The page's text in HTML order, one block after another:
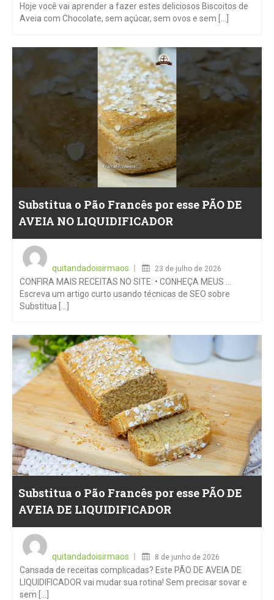
Hoje você vai aprender a fazer estes deliciosos Biscoitos de
Aveia com Chocolate, sem açúcar, sem ovos e sem [...]
Substitua o Pão Francês por esse PÃO DE
AVEIA NO LIQUIDIFICADOR
quitandadoisirmaos
23 de julho de 2026
CONFIRA MAIS RECEITAS NO SITE: • CONHEÇA MEUS …
Escreva um artigo curto usando técnicas de SEO sobre
Substitua [...]
Substitua o Pão Francês por esse PÃO DE
AVEIA DE LIQUIDIFICADOR
quitandadoisirmaos
8 de junho de 2026
Cansada de receitas complicadas? Este PÃO DE AVEIA DE
LIQUIDIFICADOR vai mudar sua rotina! Sem precisar sovar e
sem [...]